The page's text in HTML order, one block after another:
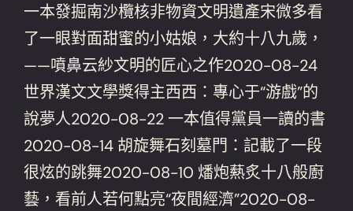
一本發掘南沙欖核非物資文明遺產宋微多看
了一眼對面甜蜜的小姑娘，大約十八九歲，
——噴鼻云紗文明的匠心之作2020-08-24
世界漢文文學獎得主西西：專心于“游戲”的
說夢人2020-08-22 一本值得黨員一讀的書
2020-08-14 胡旋舞石刻墓門：記載了一段
很炫的跳舞2020-08-10 燔炮爇炙十八般廚
藝，看前人若何點亮“夜間經濟”2020-08-